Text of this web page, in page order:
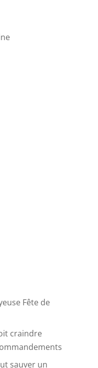
Fête de
craindre
sauver un